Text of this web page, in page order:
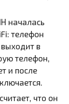
началась
телефон
в
телефон,
и после
что он